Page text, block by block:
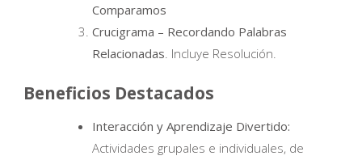
Comparamos
Crucigrama – Recordando Palabras
Relacionadas . Incluye Resolución.
Beneficios Destacados
Interacción y Aprendizaje Divertido:
Actividades grupales e individuales, de